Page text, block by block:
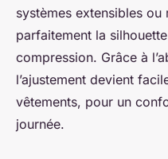
systèmes extensibles ou
parfaitement la
compression. Grâce à
l’ajustement devient
vêtements, pour un
journée.